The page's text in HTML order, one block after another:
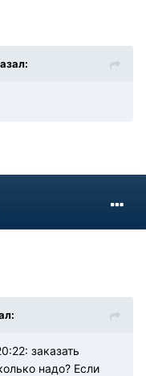
заказать
надо? Если